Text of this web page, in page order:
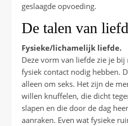
geslaagde opvoeding.
De talen van
Fysieke/lichamelijk liefde.
Deze vorm van liefde zie je bij
fysiek contact nodig hebben.
alleen om seks. Het zijn de
willen knuffelen, die dicht
slapen en die door de dag
aanraken. Even wat fysieke